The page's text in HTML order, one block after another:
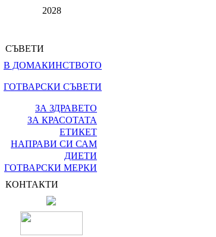
2028
СЪВЕТИ
В ДОМАКИНСТВОТО
ГОТВАРСКИ СЪВЕТИ
ЗА ЗДРАВЕТО
ЗА КРАСОТАТА
ЕТИКЕТ
НАПРАВИ СИ САМ
ДИЕТИ
ГОТВАРСКИ МЕРКИ
КОНТАКТИ